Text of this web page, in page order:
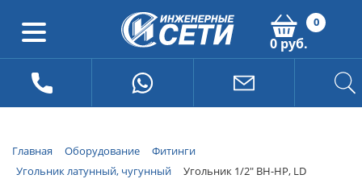
0
0 руб.
Главная Оборудование
Фитинги
Угольник латунный, чугунный
Угольник 1/2" ВН-НР, LD